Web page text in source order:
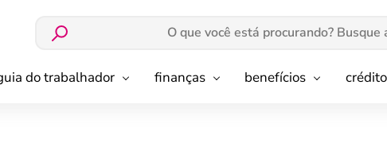
do trabalhador finanças benefícios